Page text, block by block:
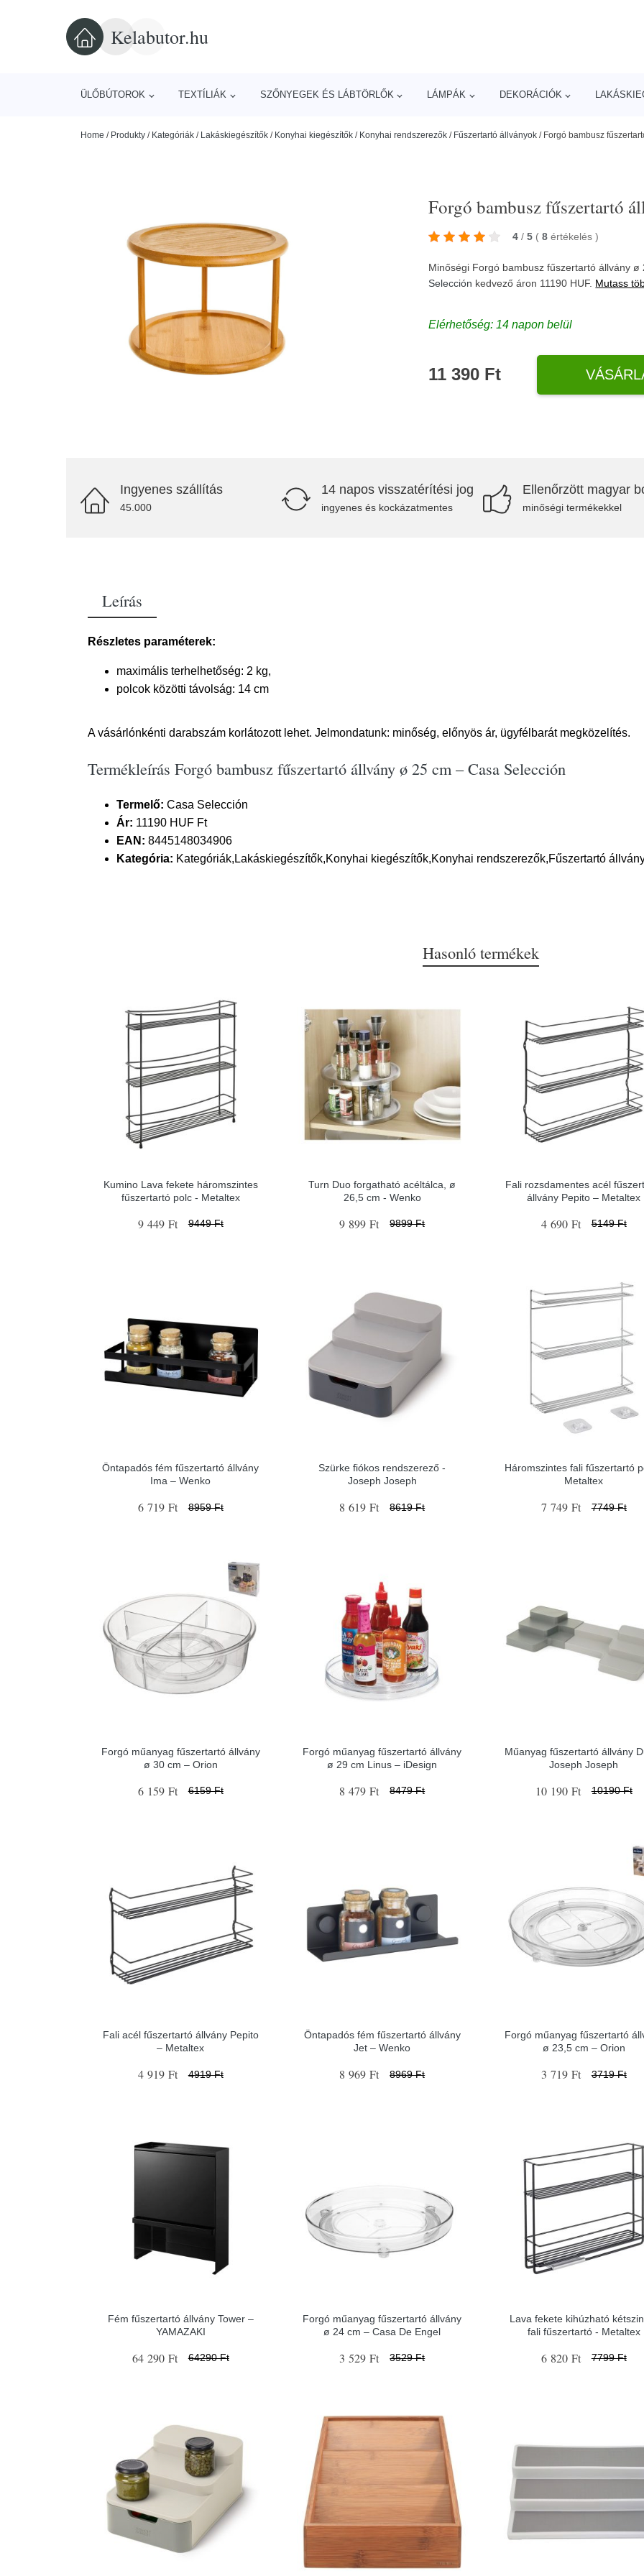
Kelabutor.hu
ÜLŐBÚTOROK TEXTÍLIÁK SZŐNYEGEK ÉS LÁBTÖRLŐK LÁMPÁK DEKORÁCIÓK
Home / Produkty / Kategóriák / Lakáskiegészítők / Konyhai kiegészítők / Konyhai rendszerezők / Fűszertartó állványok / Forgó bambusz
Forgó bambusz fűszertartó
4 / 5 ( 8 értékelés)
Minőségi Forgó bambusz fűszertartó állvány
Selección kedvező áron 11190 HUF. Mutass
Elérhetőség: 14 napon belül
11 390 Ft
Ingyenes szállítás
45.000
14 napos visszatérítési jog
ingyenes és kockázatmentes
Ellenőrzött magyar
minőségi termékekkel
Leírás
Részletes paraméterek:
maximális terhelhetőség: 2 kg,
polcok közötti távolság: 14 cm
A vásárlónkénti darabszám korlátozott lehet. Jelmondatunk: minőség, előnyös ár, ügyfélbarát megközelítés.
Termékleírás Forgó bambusz fűszertartó állvány ø 25 cm – Casa Selección
Termelő: Casa Selección
Ár: 11190 HUF Ft
EAN: 8445148034906
Kategória: Kategóriák,Lakáskiegészítők,Konyhai kiegészítők,Konyhai rendszerezők,Fűszertartó
Hasonló termékek
Kumino Lava fekete háromszintes
fűszertartó polc - Metaltex
9 449 Ft 9449 Ft
Turn Duo forgatható acéltálca, ø
26,5 cm - Wenko
9 899 Ft 9899 Ft
Fali rozsdamentes acél
állvány Pepito – Metaltex
4 690 Ft 5149 Ft
Öntapadós fém fűszertartó állvány
Ima – Wenko
6 719 Ft 8959 Ft
Szürke fiókos rendszerező -
Joseph Joseph
8 619 Ft 8619 Ft
Háromszintes fali fűszertartó
Metaltex
7 749 Ft 7749 Ft
Forgó műanyag fűszertartó állvány
ø 30 cm – Orion
6 159 Ft 6159 Ft
Forgó műanyag fűszertartó állvány
ø 29 cm Linus – iDesign
8 479 Ft 8479 Ft
Műanyag fűszertartó állvány
Joseph Joseph
10 190 Ft 10190 Ft
Fali acél fűszertartó állvány Pepito
– Metaltex
4 919 Ft 4919 Ft
Öntapadós fém fűszertartó állvány
Jet – Wenko
8 969 Ft 8969 Ft
Forgó műanyag fűszertartó
ø 23,5 cm – Orion
3 719 Ft 3719 Ft
Fém fűszertartó állvány Tower –
YAMAZAKI
64 290 Ft 64290 Ft
Forgó műanyag fűszertartó állvány
ø 24 cm – Casa De Engel
3 529 Ft 3529 Ft
Lava fekete kihúzható
fali fűszertartó - Metaltex
6 820 Ft 7799 Ft